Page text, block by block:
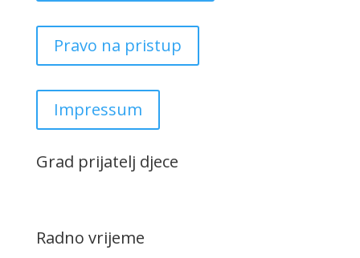
Pravo na pristup
Impressum
Grad prijatelj djece
Radno vrijeme